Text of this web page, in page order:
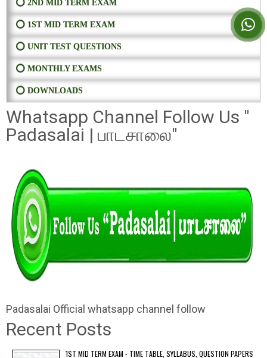
⭕ 2ND MID TERM EXAM
⭕ 1ST MID TERM EXAM
⭕ UNIT TEST QUESTIONS
⭕ MONTHLY EXAMS
⭕ DOWNLOADS
Whatsapp Channel Follow Us "
Padasalai | பாடசாலை"
Padasalai Official whatsapp channel follow
Recent Posts
1ST MID TERM EXAM - TIME TABLE, SYLLABUS, QUESTION PAPERS